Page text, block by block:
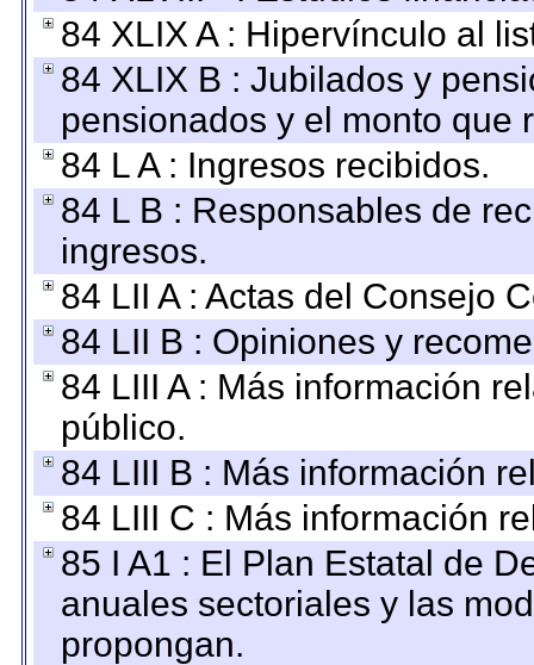
84 XLIX A : Hipervínculo al
84 XLIX B : Jubilados y
pensionados y el monto que
84 L A : Ingresos recibidos.
84 L B : Responsables de
ingresos.
84 LII A : Actas del Consejo
84 LII B : Opiniones y
84 LIII A : Más información
público.
84 LIII B : Más información
84 LIII C : Más información
85 I A1 : El Plan Estatal de
anuales sectoriales y las
propongan.